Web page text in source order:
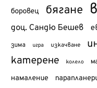
боровец бягане
доц. Сандю Бешев
зима игра изкачване
катерене колело
намаление